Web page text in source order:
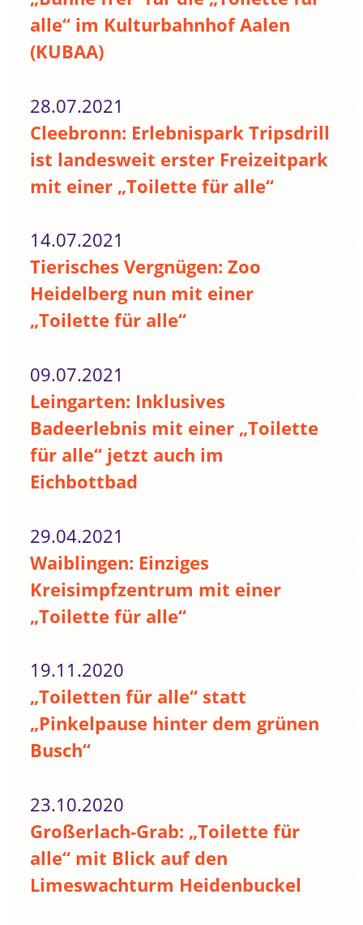
alle“ im Kulturbahnhof Aalen
(KUBAA)
28.07.2021
Cleebronn: Erlebnispark Tripsdrill
ist landesweit erster Freizeitpark
mit einer „Toilette für alle“
14.07.2021
Tierisches Vergnügen: Zoo
Heidelberg nun mit einer
„Toilette für alle“
09.07.2021
Leingarten: Inklusives
Badeerlebnis mit einer „Toilette
für alle“ jetzt auch im
Eichbottbad
29.04.2021
Waiblingen: Einziges
Kreisimpfzentrum mit einer
„Toilette für alle“
19.11.2020
„Toiletten für alle“ statt
„Pinkelpause hinter dem grünen
Busch“
23.10.2020
Großerlach-Grab: „Toilette für
alle“ mit Blick auf den
Limeswachturm Heidenbuckel